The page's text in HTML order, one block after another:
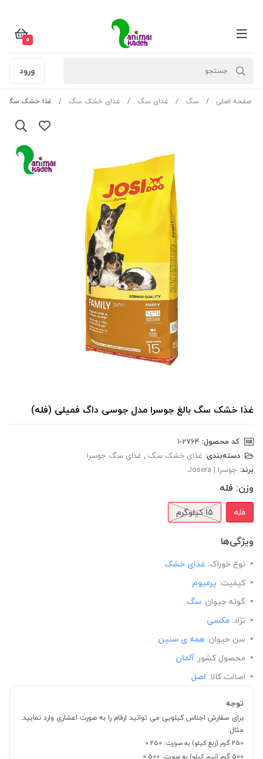
0
ورود
صفحه اصلی سگ غذای سگ غذای خشک سگ غذا خشک سگ
غذا خشک سگ بالغ جوسرا مدل جوسی داگ فمیلی (فله)
کد محصول:
دسته‌بندی: غذای خشک سگ , غذای سگ جوسرا
برند: جوسرا | Josera
وزن: فله
فله 15 کیلوگرم
ویژگی‌ها
نوع خوراک: غذای خشک
کیفیت: پرمیوم
گونه حیوان: سگ
نژاد: مکسی
سن حیوان: همه ی سنین
محصول کشور: آلمان
اصالت کالا: اصل
توجه
برای سفارش اجناس کیلویی می توانید ارقام را به صورت اعشاری وارد نمایید.
مثال:
250 گرم (ربع کیلو) به صورت: 0.250
500 گرم (نیم کیلو) به صورت: 0.500